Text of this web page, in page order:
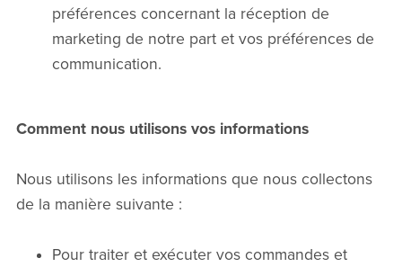
préférences concernant la réception de
marketing de notre part et vos préférences de
communication.
Comment nous utilisons vos informations
Nous utilisons les informations que nous collectons
de la manière suivante :
Pour traiter et exécuter vos commandes et